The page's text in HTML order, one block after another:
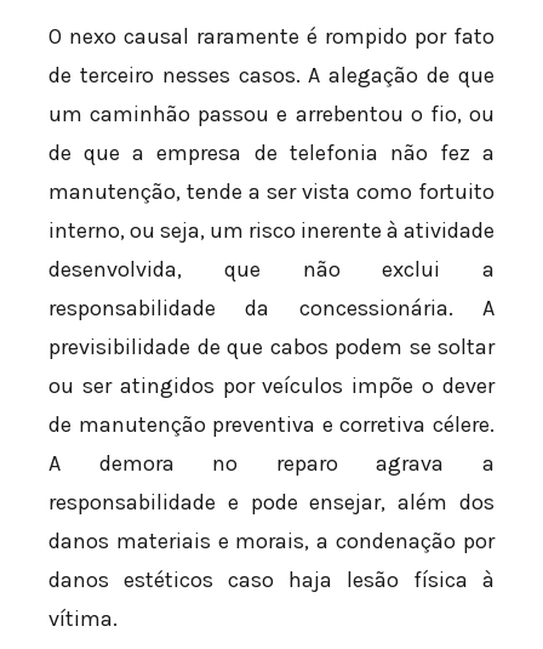
O nexo causal raramente é rompido por fato
de terceiro nesses casos. A alegação de que
um caminhão passou e arrebentou o fio, ou
de que a empresa de telefonia não fez a
manutenção, tende a ser vista como fortuito
interno, ou seja, um risco inerente à atividade
desenvolvida, que não exclui a
responsabilidade da concessionária. A
previsibilidade de que cabos podem se soltar
ou ser atingidos por veículos impõe o dever
de manutenção preventiva e corretiva célere.
A demora no reparo agrava a
responsabilidade e pode ensejar, além dos
danos materiais e morais, a condenação por
danos estéticos caso haja lesão física à
vítima.